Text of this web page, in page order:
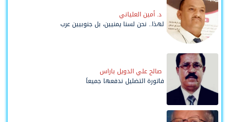
د. أمين العلياني
لهذا.. نحن لسنا يمنيين، بل جنوبيين عرب
صالح علي الدويل باراس
فاتورة التضليل ندفعها جميعاً